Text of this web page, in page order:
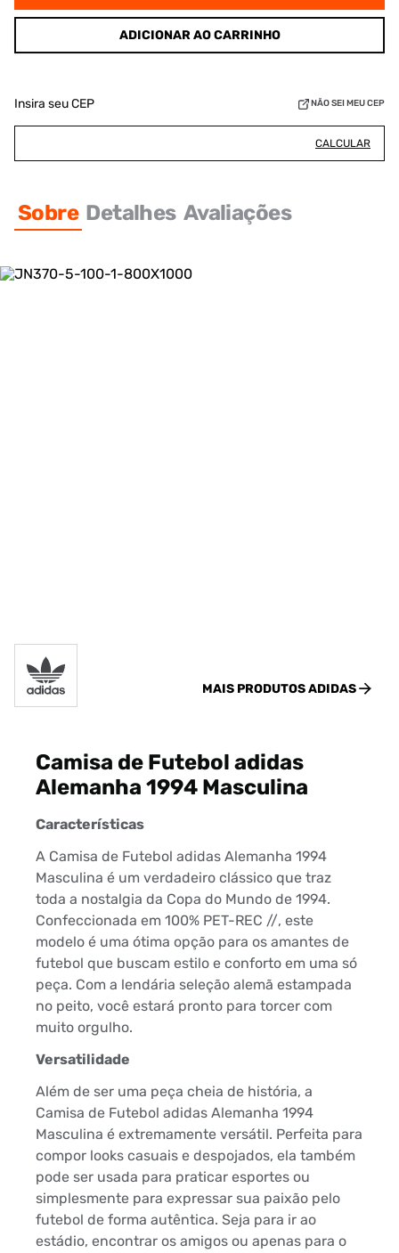
ADICIONAR AO CARRINHO
Insira seu CEP NÃO SEI MEU CEP
CALCULAR
Sobre Detalhes Avaliações
MAIS PRODUTOSADIDAS
Camisa de Futebol adidas
Alemanha 1994 Masculina
Características
A Camisa de Futebol adidas Alemanha 1994
Masculina é um verdadeiro clássico que traz
toda a nostalgia da Copa do Mundo de 1994.
Confeccionada em 100% PET-REC //, este
modelo é uma ótima opção para os amantes de
futebol que buscam estilo e conforto em uma só
peça. Com a lendária seleção alemã estampada
no peito, você estará pronto para torcer com
muito orgulho.
Versatilidade
Além de ser uma peça cheia de história, a
Camisa de Futebol adidas Alemanha 1994
Masculina é extremamente versátil. Perfeita para
compor looks casuais e despojados, ela também
pode ser usada para praticar esportes ou
simplesmente para expressar sua paixão pelo
futebol de forma autêntica. Seja para ir ao
estádio, encontrar os amigos ou apenas para o